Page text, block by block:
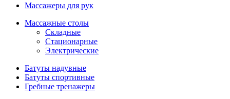
Массажеры для рук
Массажные столы
Складные
Стационарные
Электрические
Батуты надувные
Батуты спортивные
Гребные тренажеры